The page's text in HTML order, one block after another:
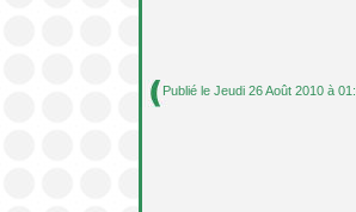
Publié le Jeudi 26 Août 2010 à